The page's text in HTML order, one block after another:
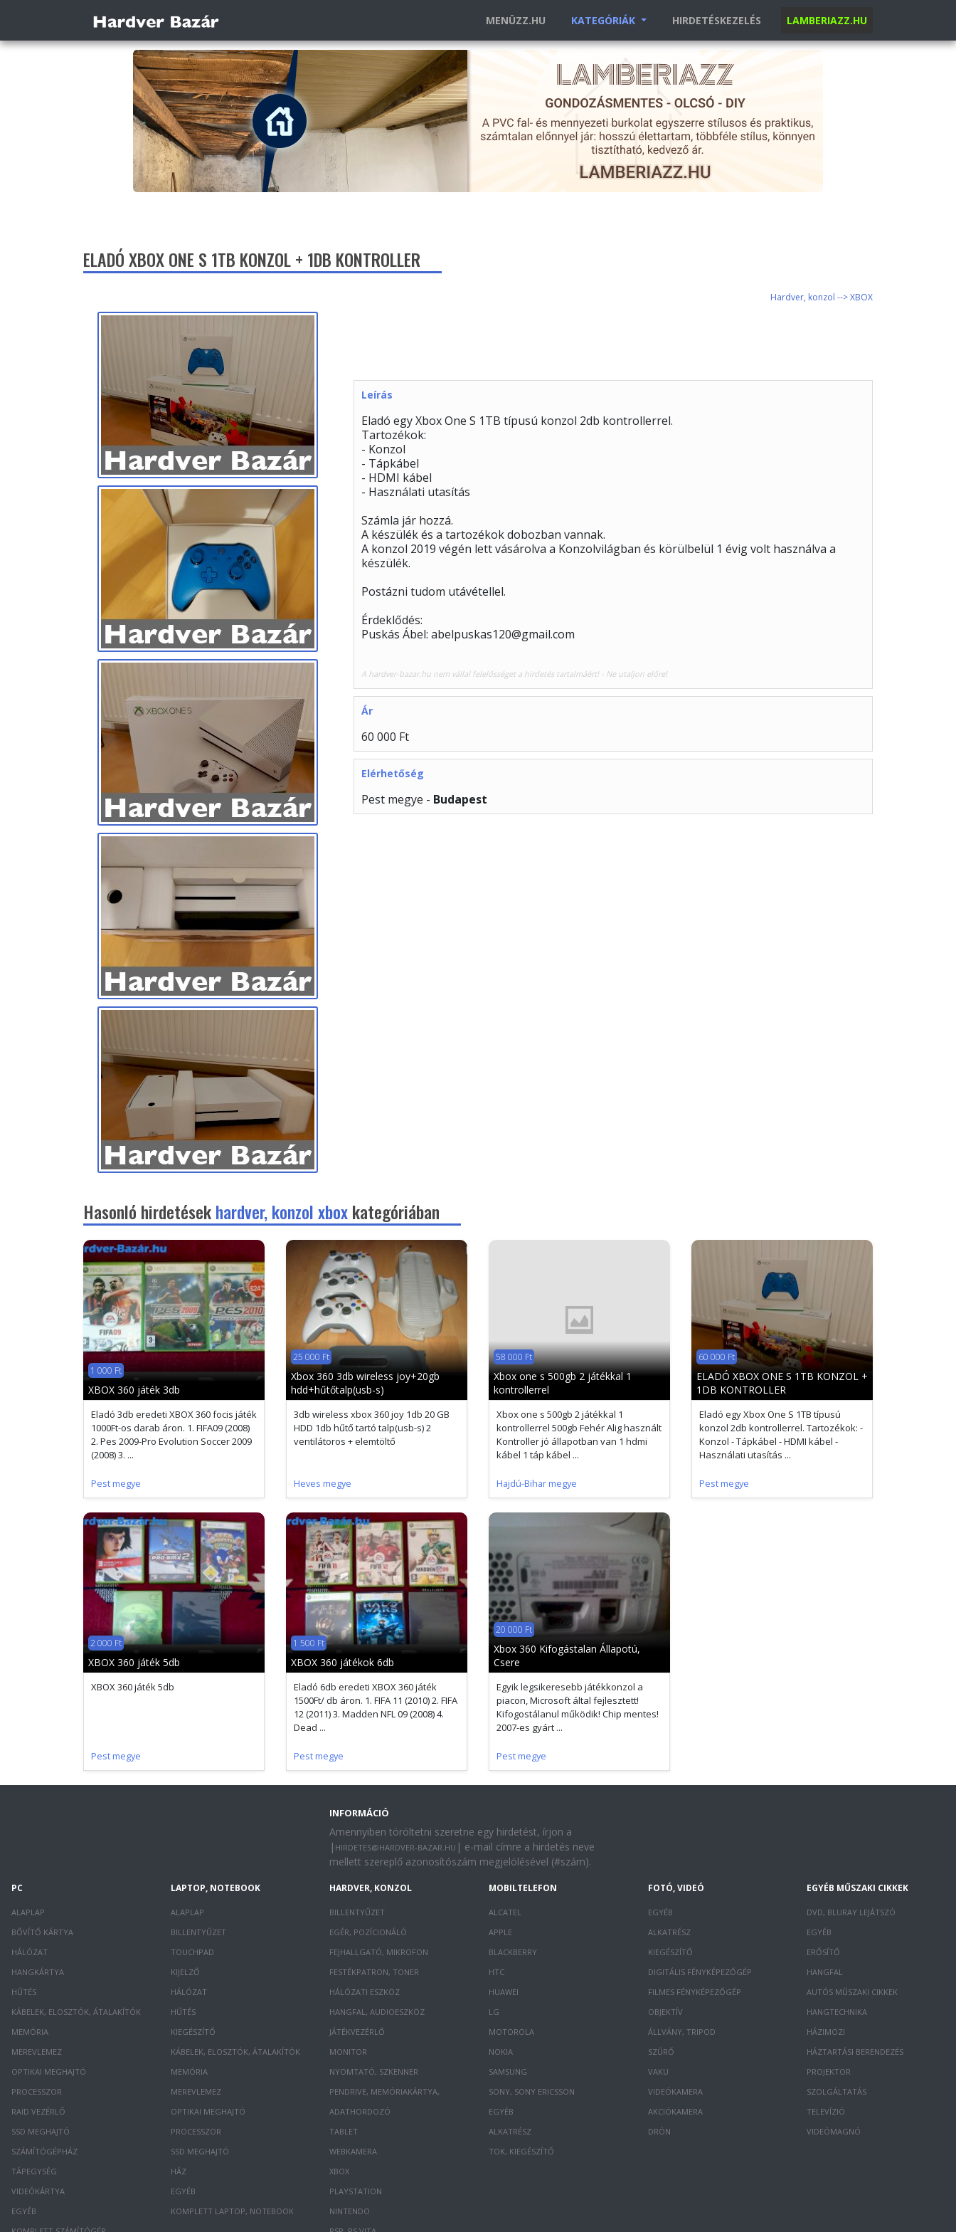
MENÜZZ.HU KATEGÓRIÁK HIRDETÉSKEZELÉS LAMBERIAZZ.HU
ELADÓ XBOX ONE S 1TB KONZOL + 1DB KONTROLLER
Hardver, konzol --> XBOX
Leírás
Eladó egy Xbox One S 1TB típusú konzol 2db kontrollerrel.
Tartozékok:
- Konzol
- Tápkábel
- HDMI kábel
- Használati utasítás
Számla jár hozzá.
A készülék és a tartozékok dobozban vannak.
A konzol 2019 végén lett vásárolva a Konzolvilágban és körülbelül 1 évig volt használva a
készülék.
Postázni tudom utávétellel.
Érdeklődés:
Puskás Ábel: abelpuskas120@gmail.com
A hardver-bazar.hu nem vállal felelősséget a hirdetés tartalmáért! - Ne utaljon előre!
Ár
60 000 Ft
Elérhetőség
Pest megye - Budapest
Hasonló hirdetésekhardver, konzol xboxkategóriában
1 000 Ft
XBOX 360 játék 3db
Eladó 3db eredeti XBOX 360 focis játék
1000Ft-os darab áron. 1. FIFA09 (2008)
2. Pes 2009-Pro Evolution Soccer 2009
(2008) 3. ...
Pest megye
25 000 Ft
Xbox 360 3db wireless joy+20gb
hdd+hűtőtalp(usb-s)
3db wireless xbox 360 joy 1db 20 GB
HDD 1db hűtő tartó talp(usb-s) 2
ventilátoros + elemtöltő
Heves megye
58 000 Ft
Xbox one s 500gb 2 játékkal 1
kontrollerrel
Xbox one s 500gb 2 játékkal 1
kontrollerrel 500gb Fehér Alig használt
Kontroller jó állapotban van 1 hdmi
kábel 1 táp kábel ...
Hajdú-Bihar megye
60 000 Ft
ELADÓ XBOX ONE S 1TB KONZOL +
1DB KONTROLLER
Eladó egy Xbox One S 1TB típusú
konzol 2db kontrollerrel. Tartozékok: -
Konzol - Tápkábel - HDMI kábel -
Használati utasítás ...
Pest megye
2 000 Ft
XBOX 360 játék 5db
XBOX 360 játék 5db
Pest megye
1 500 Ft
XBOX 360 játékok 6db
Eladó 6db eredeti XBOX 360 játék
1500Ft/ db áron. 1. FIFA 11 (2010) 2. FIFA
12 (2011) 3. Madden NFL 09 (2008) 4.
Dead ...
Pest megye
20 000 Ft
Xbox 360 Kifogástalan Állapotú,
Csere
Egyik legsikeresebb játékkonzol a
piacon, Microsoft által fejlesztett!
Kifogostálanul működik! Chip mentes!
2007-es gyárt ...
Pest megye
INFORMÁCIÓ
Amennyiben töröltetni szeretne egy hirdetést, írjon a
| HIRDETES@HARDVER-BAZAR.HU | e-mail címre a hirdetés neve
mellett szereplő azonosítószám megjelölésével (#szám).
PC
ALAPLAP
BŐVÍTŐ KÁRTYA
HÁLÓZAT
HANGKÁRTYA
HŰTÉS
KÁBELEK, ELOSZTÓK, ÁTALAKÍTÓK
MEMÓRIA
MEREVLEMEZ
OPTIKAI MEGHAJTÓ
PROCESSZOR
RAID VEZÉRLŐ
SSD MEGHAJTÓ
SZÁMÍTÓGÉPHÁZ
TÁPEGYSÉG
VIDEÓKÁRTYA
EGYÉB
LAPTOP, NOTEBOOK
ALAPLAP
BILLENTYŰZET
TOUCHPAD
KIJELZŐ
HÁLÓZAT
HŰTÉS
KIEGÉSZÍTŐ
KÁBELEK, ELOSZTÓK, ÁTALAKÍTÓK
MEMÓRIA
MEREVLEMEZ
OPTIKAI MEGHAJTÓ
PROCESSZOR
SSD MEGHAJTÓ
HÁZ
EGYÉB
KOMPLETT LAPTOP, NOTEBOOK
HARDVER, KONZOL
BILLENTYŰZET
EGÉR, POZÍCIONÁLÓ
FEJHALLGATÓ, MIKROFON
FESTÉKPATRON, TONER
HÁLÓZATI ESZKÖZ
HANGFAL, AUDIOESZKÖZ
JÁTÉKVEZÉRLŐ
MONITOR
NYOMTATÓ, SZKENNER
PENDRIVE, MEMÓRIAKÁRTYA,
ADATHORDOZÓ
TABLET
WEBKAMERA
XBOX
PLAYSTATION
NINTENDO
MOBILTELEFON
ALCATEL
APPLE
BLACKBERRY
HTC
HUAWEI
LG
MOTOROLA
NOKIA
SAMSUNG
SONY, SONY ERICSSON
EGYÉB
ALKATRÉSZ
TOK, KIEGÉSZÍTŐ
FOTÓ, VIDEÓ
EGYÉB
ALKATRÉSZ
KIEGÉSZÍTŐ
DIGITÁLIS FÉNYKÉPEZŐGÉP
FILMES FÉNYKÉPEZŐGÉP
OBJEKTÍV
ÁLLVÁNY, TRIPOD
SZŰRŐ
VAKU
VIDEÓKAMERA
AKCIÓKAMERA
DRÓN
EGYÉB MŰSZAKI CIKKEK
DVD, BLURAY LEJÁTSZÓ
EGYÉB
ERŐSÍTŐ
HANGFAL
AUTÓS MŰSZAKI CIKKEK
HANGTECHNIKA
HÁZIMOZI
HÁZTARTÁSI BERENDEZÉS
PROJEKTOR
SZOLGÁLTATÁS
TELEVÍZIÓ
VIDEÓMAGNÓ